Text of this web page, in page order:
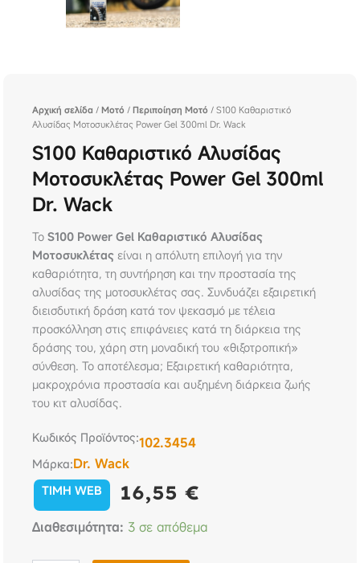
Αρχική σελίδα /Μοτό /Περιποίηση Μοτό / S100 Καθαριστικό
Αλυσίδας Μοτοσυκλέτας Power Gel 300ml Dr. Wack
S100 Καθαριστικό Αλυσίδας
Μοτοσυκλέτας Power Gel 300ml
Dr. Wack
ΤοS100 Power Gel Καθαριστικό Αλυσίδας
Μοτοσυκλέτας είναι η απόλυτη επιλογή για την
καθαριότητα, τη συντήρηση και την προστασία της
αλυσίδας της μοτοσυκλέτας σας. Συνδυάζει εξαιρετική
διεισδυτική δράση κατά τον ψεκασμό με τέλεια
προσκόλληση στις επιφάνειες κατά τη διάρκεια της
δράσης του, χάρη στη μοναδική του «θιξοτροπική»
σύνθεση. Το αποτέλεσμα; Εξαιρετική καθαριότητα,
μακροχρόνια προστασία και αυξημένη διάρκεια ζωής
του κιτ αλυσίδας.
Κωδικός Προϊόντος:102.3454
Μάρκα:Dr. Wack
TIMH WEB 16,55€
Διαθεσιμότητα: 3 σε απόθεμα
S100
Καθαριστικό